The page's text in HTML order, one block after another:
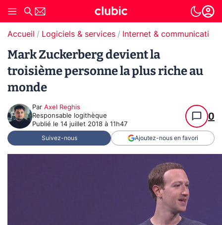
Accueil Logiciels & services Internet & communication
Mark Zuckerberg devient la
troisième personne la plus riche au
monde
Par Axel Reghis
Responsable logithèque
Publié le 14 juillet 2018 à 11h47
0
Suivez-nous Ajoutez-nous en favori